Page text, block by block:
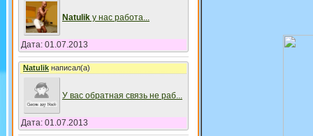
Natulik у нас работа...
Дата: 01.07.2013
Natulikнаписал(а)
У вас обратная связь не раб...
Дата: 01.07.2013